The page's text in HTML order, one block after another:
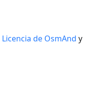
Licencia de OsmAnd y